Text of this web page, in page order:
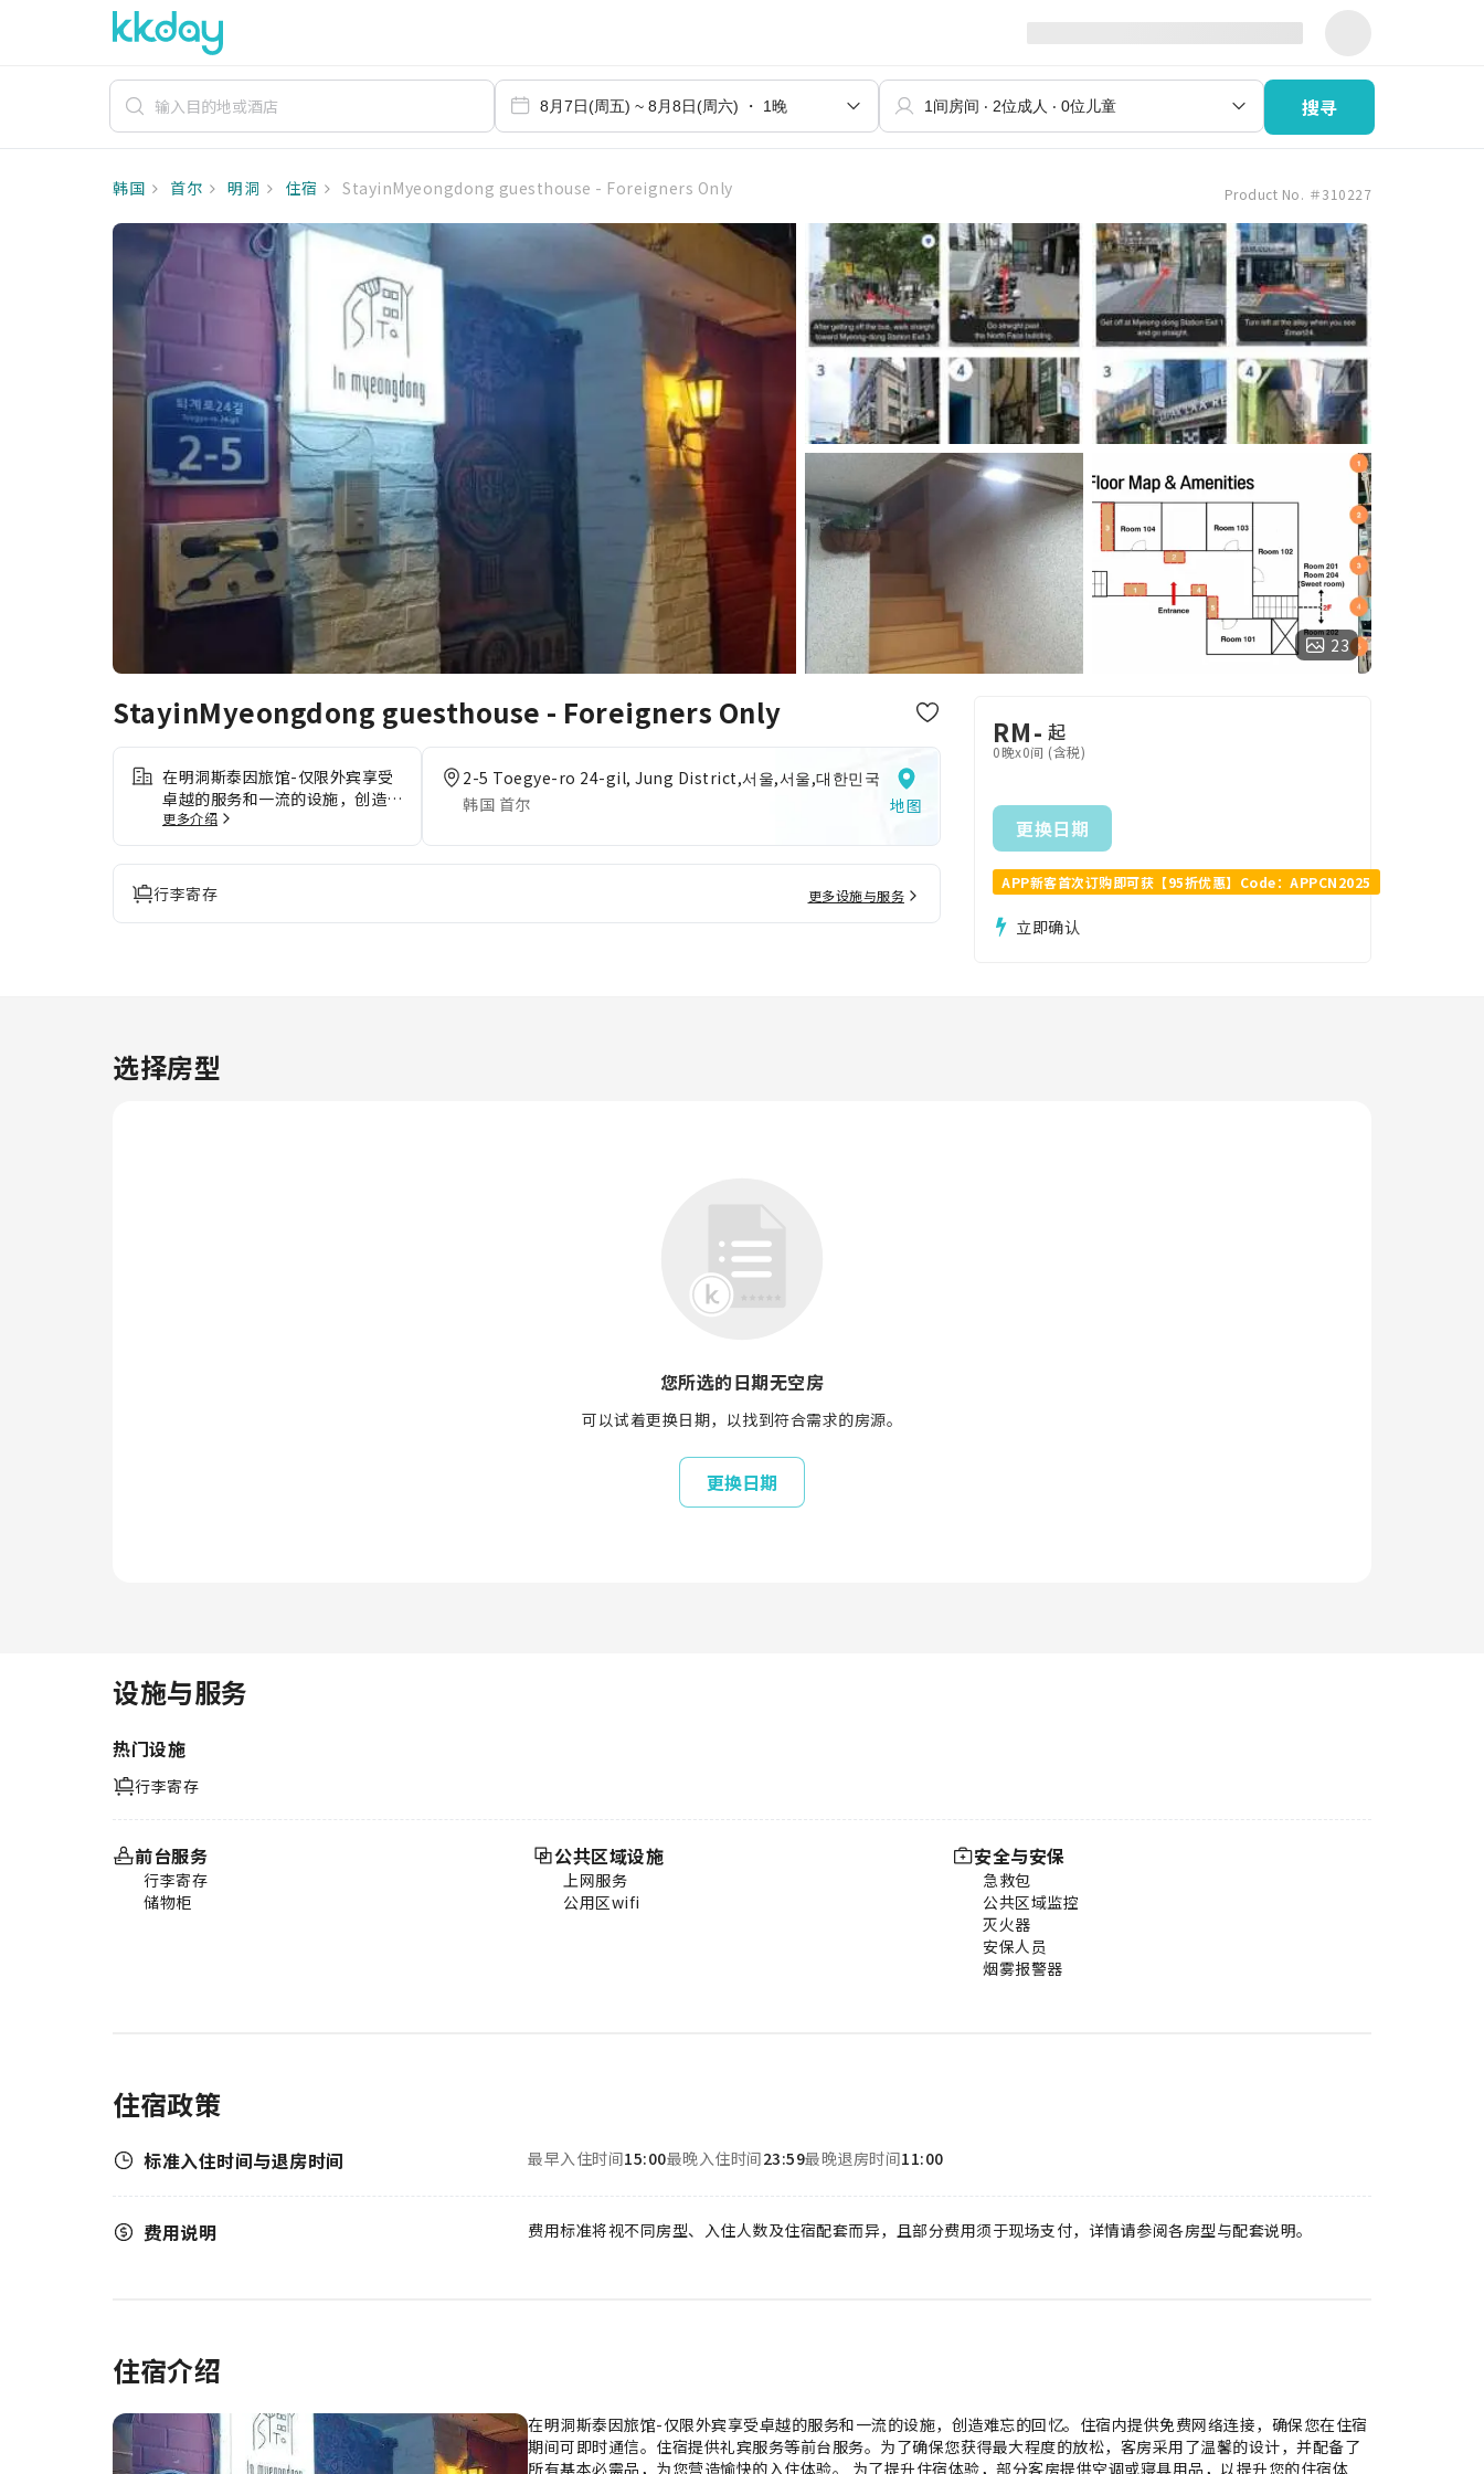
搜寻
韩国 首尔 明洞 住宿 StayinMyeongdong guesthouse - Foreigners Only Product No. ＃310227
23
StayinMyeongdong guesthouse - Foreigners Only
在明洞斯泰因旅馆-仅限外宾享受
卓越的服务和一流的设施，创造难
忘的回忆。住宿内提供免费网络连
接，确保您在住宿期间可即时通
信。住宿提供礼宾服务等前台服
务。为了确保您获得最大程度的放
更多介绍
2-5 Toegye-ro 24-gil, Jung District,서울,서울,대한민국
韩国 首尔
地图
行李寄存 更多设施与服务
RM- 起
0晚x0间 (含税)
更换日期
APP新客首次订购即可获【95折优惠】Code：APPCN2025
立即确认
选择房型
您所选的日期无空房
可以试着更换日期，以找到符合需求的房源。
更换日期
设施与服务
热门设施
行李寄存
前台服务
行李寄存
储物柜
公共区域设施
上网服务
公用区wifi
安全与安保
急救包
公共区域监控
灭火器
安保人员
烟雾报警器
住宿政策
标准入住时间与退房时间 最早入住时间15:00最晚入住时间23:59最晚退房时间11:00
费用说明 费用标准将视不同房型、入住人数及住宿配套而异，且部分费用须于现场支付，详情请参阅各房型与配套说明。
住宿介绍
在明洞斯泰因旅馆-仅限外宾享受卓越的服务和一流的设施，创造难忘的回忆。住宿内提供免费网络连接，确保您在住宿
期间可即时通信。住宿提供礼宾服务等前台服务。为了确保您获得最大程度的放松，客房采用了温馨的设计，并配备了
所有基本必需品，为您营造愉快的入住体验。 为了提升住宿体验，部分客房提供空调或寝具用品，以提升您的住宿体